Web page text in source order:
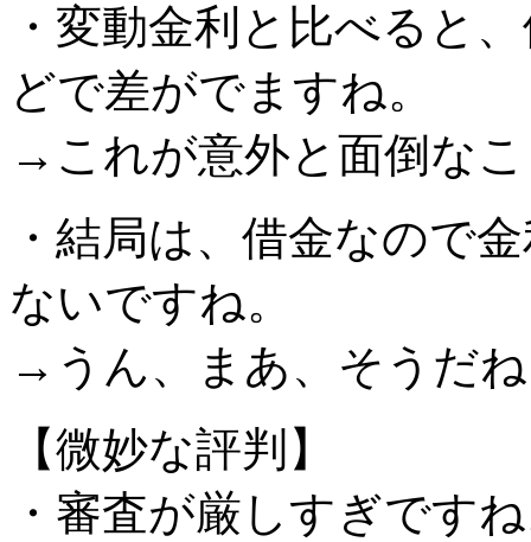
・変動金利と比べると
どで差がでますね。
→これが意外と面倒な
・結局は、借金なので
ないですね。
→うん、まあ、そうだ
【微妙な評判】
・審査が厳しすぎです